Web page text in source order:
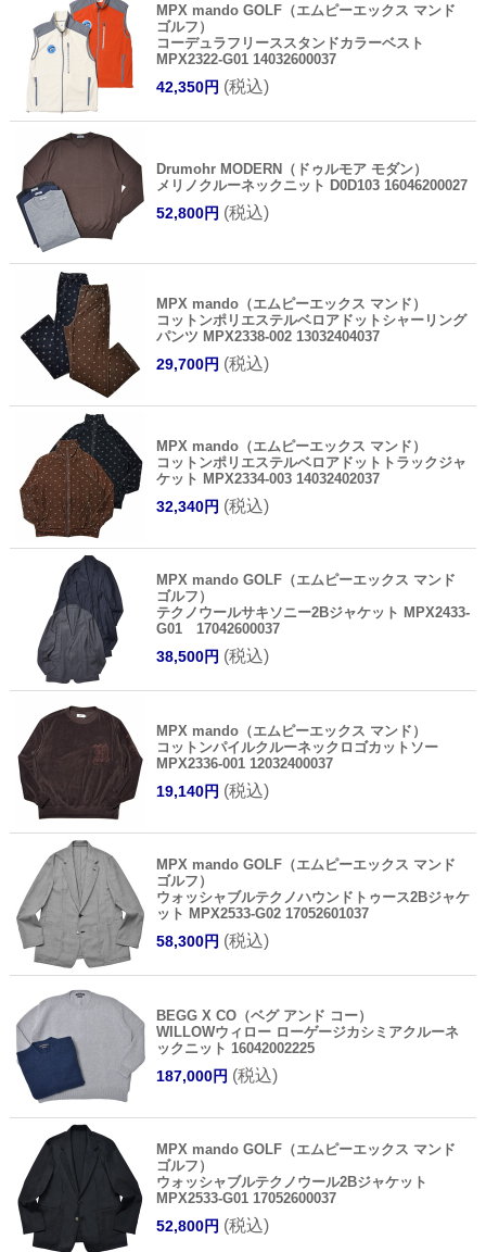
MPX mando GOLF（エムピーエックス マンド
ゴルフ）
コーデュラフリーススタンドカラーベスト
MPX2322-G01 14032600037
42,350円 (税込)
Drumohr MODERN（ドゥルモア モダン）
メリノクルーネックニット D0D103 16046200027
52,800円 (税込)
MPX mando（エムピーエックス マンド）
コットンポリエステルベロアドットシャーリング
パンツ MPX2338-002 13032404037
29,700円 (税込)
MPX mando（エムピーエックス マンド）
コットンポリエステルベロアドットトラックジャ
ケット MPX2334-003 14032402037
32,340円 (税込)
MPX mando GOLF（エムピーエックス マンド
ゴルフ）
テクノウールサキソニー2Bジャケット MPX2433-
G01 17042600037
38,500円 (税込)
MPX mando（エムピーエックス マンド）
コットンパイルクルーネックロゴカットソー
MPX2336-001 12032400037
19,140円 (税込)
MPX mando GOLF（エムピーエックス マンド
ゴルフ）
ウォッシャブルテクノハウンドトゥース2Bジャケ
ット MPX2533-G02 17052601037
58,300円 (税込)
BEGG X CO（ベグ アンド コー）
WILLOWウィロー ローゲージカシミアクルーネ
ックニット 16042002225
187,000円 (税込)
MPX mando GOLF（エムピーエックス マンド
ゴルフ）
ウォッシャブルテクノウール2Bジャケット
MPX2533-G01 17052600037
52,800円 (税込)